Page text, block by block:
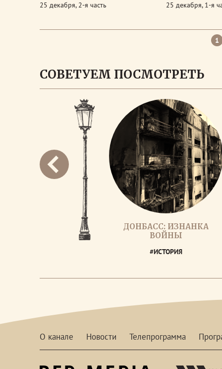
25 декабря, 2-я часть 25 декабря, 1-я
1
СОВЕТУЕМ ПОСМОТРЕТЬ
ДОНБАСС: ИЗНАНКА
ВОЙНЫ
#ИСТОРИЯ
О канале Новости Телепрограмма